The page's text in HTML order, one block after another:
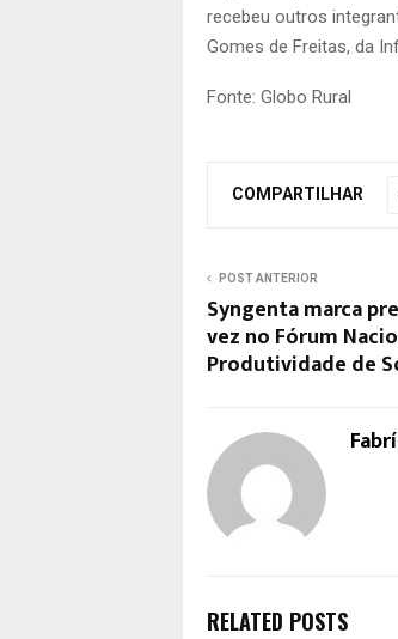
recebeu outros
Gomes de Freitas, da
Fonte: Globo Rural
COMPARTILHAR
POST ANTERIOR
Syngenta marca
vez no Fórum
Produtividade de
RELATED POSTS